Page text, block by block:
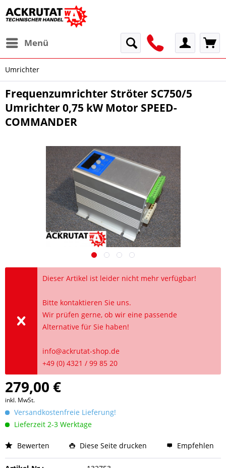
Menü
Umrichter
Frequenzumrichter Ströter SC750/5
Umrichter 0,75 kW Motor SPEED-
COMMANDER
Dieser Artikel ist leider nicht mehr verfügbar!
Bitte kontaktieren Sie uns.
Wir prüfen gerne, ob wir eine passende
Alternative für Sie haben!
info@ackrutat-shop.de
+49 (0) 4321 / 99 85 20
279,00 €
inkl. MwSt.
Versandkostenfreie Lieferung!
Lieferzeit 2-3 Werktage
Bewerten Diese Seite drucken Empfehlen